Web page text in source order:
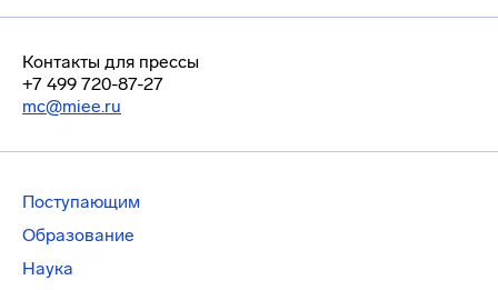
Контакты для прессы
+7 499 720-87-27
mc@miee.ru
Поступающим
Образование
Наука